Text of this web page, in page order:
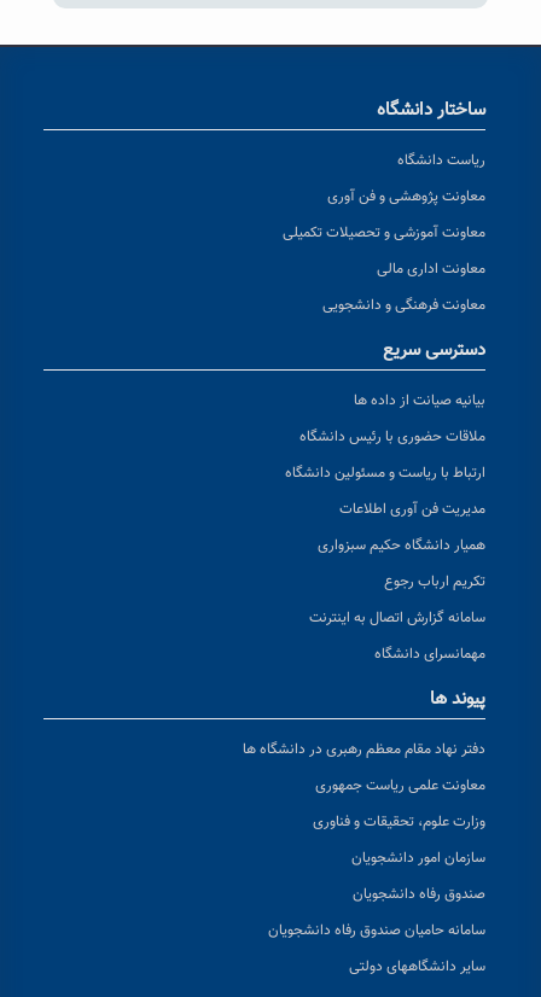
ساختار دانشگاه
ریاست دانشگاه
معاونت پژوهشی و فن آوری
معاونت آموزشی و تحصیلات تکمیلی
معاونت اداری مالی
معاونت فرهنگی و دانشجویی
دسترسی سریع
بیانیه صیانت از داده ها
ملاقات حضوری با رئیس دانشگاه
ارتباط با ریاست و مسئولین دانشگاه
مدیریت فن آوری اطلاعات
همیار دانشگاه حکیم سبزواری
تکریم ارباب رجوع
سامانه گزارش اتصال به اینترنت
مهمانسرای دانشگاه
پیوند ها
دفتر نهاد مقام معظم رهبری در دانشگاه ها
معاونت علمی ریاست جمهوری
وزارت علوم، تحقیقات و فناوری
سازمان امور دانشجویان
صندوق رفاه دانشجویان
سامانه حامیان صندوق رفاه دانشجویان
سایر دانشگاههای دولتی